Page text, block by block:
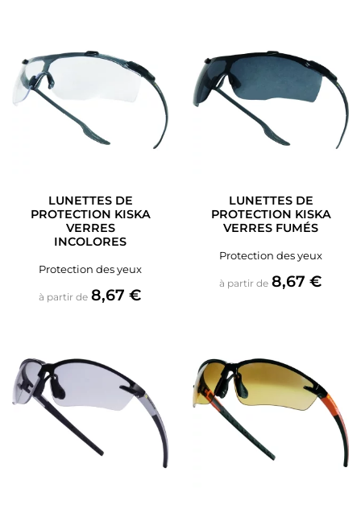
LUNETTES DE
PROTECTION KISKA
VERRES
INCOLORES
Protection des yeux
à partir de Prix
8,67 €
LUNETTES DE
PROTECTION KISKA
VERRES FUMÉS
Protection des yeux
à partir de Prix
8,67 €